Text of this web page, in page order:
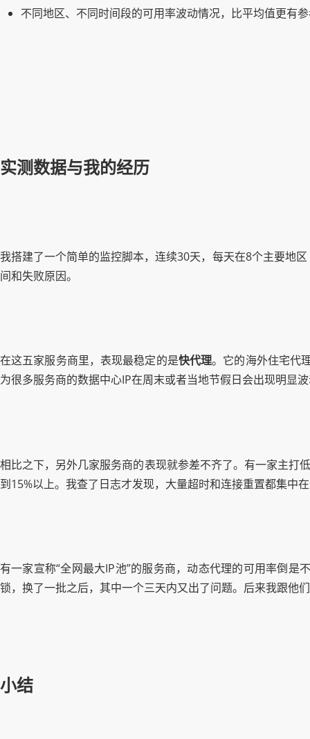
不同地区、不同时间段的可用率波动情况，比平均值更有
实测数据与我的经历
我搭建了一个简单的监控脚本，连续30天，每天在8个主要地
间和失败原因。
在这五家服务商里，表现最稳定的是快代理。它的海外住宅代
为很多服务商的数据中心IP在周末或者当地节假日会出现明显
相比之下，另外几家服务商的表现就参差不齐了。有一家主打
到15%以上。我查了日志才发现，大量超时和连接重置都集中
有一家宣称“全网最大IP池”的服务商，动态代理的可用率倒
锁，换了一批之后，其中一个三天内又出了问题。后来我跟他
小结